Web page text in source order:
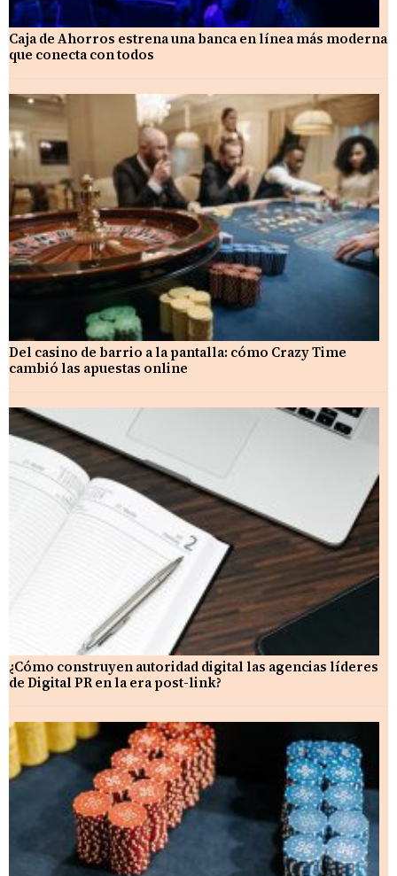
Caja de Ahorros estrena una banca en línea más moderna
que conecta con todos
Del casino de barrio a la pantalla: cómo Crazy Time
cambió las apuestas online
¿Cómo construyen autoridad digital las agencias líderes
de Digital PR en la era post-link?